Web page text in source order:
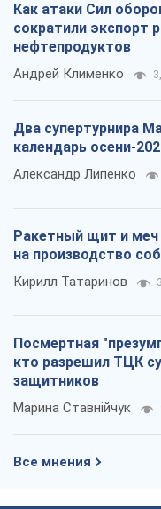
Как атаки Сил
сократили экспорт
нефтепродуктов
Андрей Клименко
Два супертурнира
календарь осени-
Александр Липенко
Ракетный щит и меч
на производство
Кирилл Татаринов
Посмертная
кто разрешил ТЦК
защитников
Марина Ставнійчук
Все мнения